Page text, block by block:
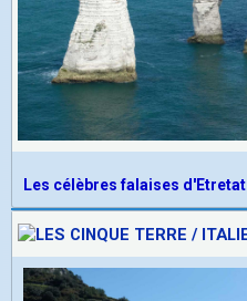
Les célèbres falaises d'Etretat